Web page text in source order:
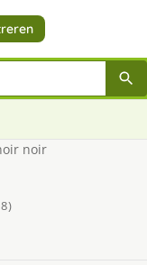
noir